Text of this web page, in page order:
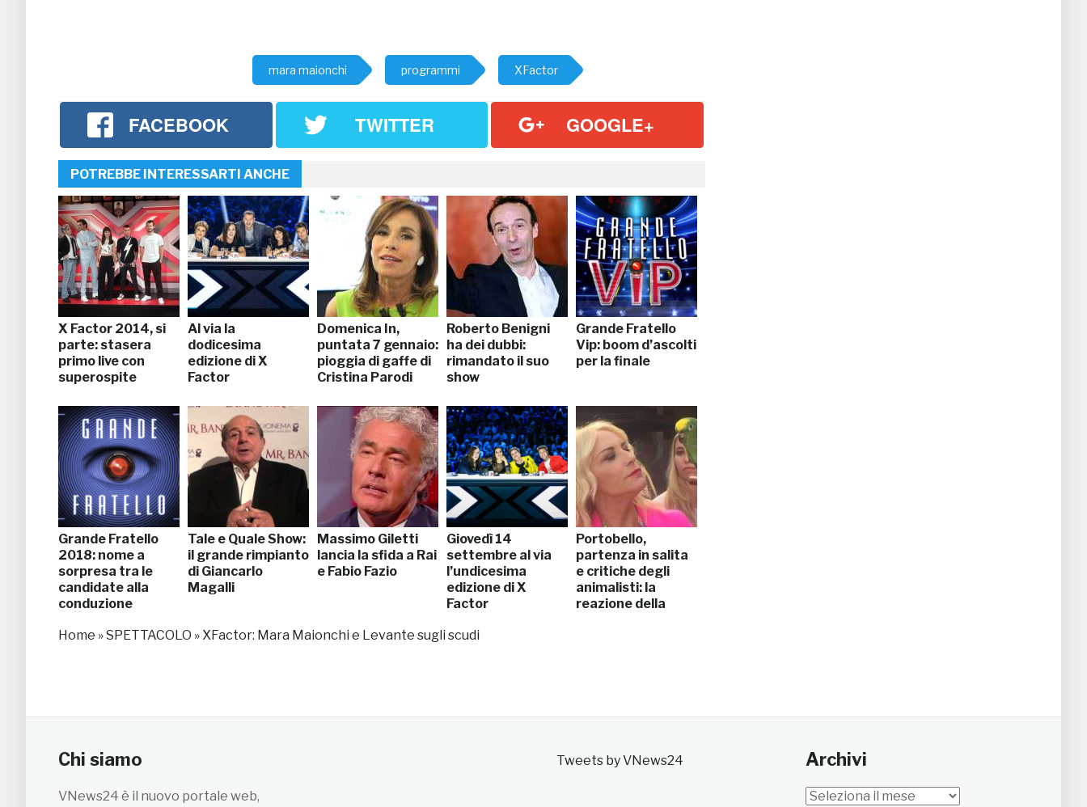
mara maionchi programmi XFactor
FACEBOOK TWITTER GOOGLE+
POTREBBE INTERESSARTI ANCHE
X Factor 2014, si
parte: stasera
primo live con
superospite
Al via la
dodicesima
edizione di X
Factor
Domenica In,
puntata 7 gennaio:
pioggia di gaffe di
Cristina Parodi
Roberto Benigni
ha dei dubbi:
rimandato il suo
show
Grande Fratello
Vip: boom d’ascolti
per la finale
Grande Fratello
2018: nome a
sorpresa tra le
candidate alla
conduzione
Tale e Quale Show:
il grande rimpianto
di Giancarlo
Magalli
Massimo Giletti
lancia la sfida a Rai
e Fabio Fazio
Giovedì 14
settembre al via
l’undicesima
edizione di X
Factor
Portobello,
partenza in salita
e critiche degli
animalisti: la
reazione della
Home »SPETTACOLO » XFactor: Mara Maionchi e Levante sugli scudi
Chi siamo
VNews24 è il nuovo portale web,
Tweets by VNews24 Archivi
Archivi